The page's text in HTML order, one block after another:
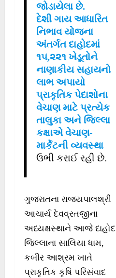
જોડાયેલા છે.
દેશી ગાય આધારિત
નિભાવ યોજના
અંતર્ગત દાહોદમાં
૧૫,૨૨૧ ખેડૂતોને
નાણાકીય સહાયનો
લાભ અપાયો
પ્રાકૃતિક પેદાશોના
વેચાણ માટે પ્રત્યેક
તાલુકા અને જિલ્લા
કક્ષાએ વેચાણ-
માર્કેટની વ્યવસ્થા
ઉભી કરાઈ રહી છે.
ગુજરાતના રાજ્યપાલશ્રી
આચાર્ય દેવવ્રતજીના
અધ્યક્ષસ્થાને આજે દાહોદ
જિલ્લાના સાલિયા ધામ,
કબીર આશ્રમ ખાતે
પ્રાકૃતિક કૃષિ પરિસંવાદ